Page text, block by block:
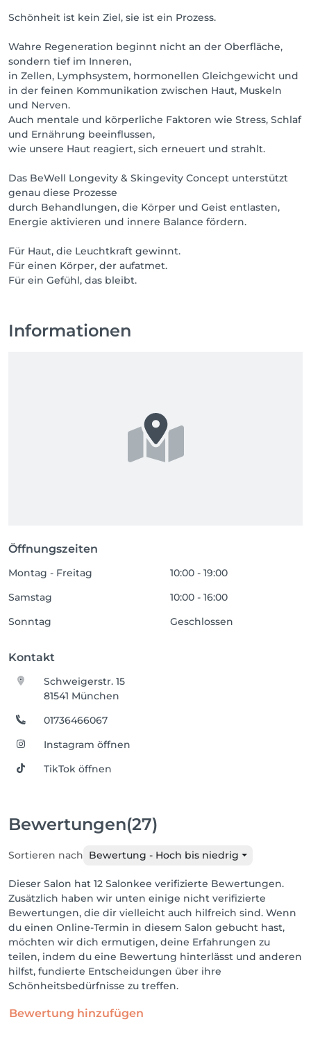
Schönheit ist kein Ziel, sie ist ein Prozess.
Wahre Regeneration beginnt nicht an der Oberfläche,
sondern tief im Inneren,
in Zellen, Lymphsystem, hormonellen Gleichgewicht und
in der feinen Kommunikation zwischen Haut, Muskeln
und Nerven.
Auch mentale und körperliche Faktoren wie Stress, Schlaf
und Ernährung beeinflussen,
wie unsere Haut reagiert, sich erneuert und strahlt.
Das BeWell Longevity & Skingevity Concept unterstützt
genau diese Prozesse
durch Behandlungen, die Körper und Geist entlasten,
Energie aktivieren und innere Balance fördern.
Für Haut, die Leuchtkraft gewinnt.
Für einen Körper, der aufatmet.
Für ein Gefühl, das bleibt.
Informationen
Öffnungszeiten
Montag - Freitag
10:00 - 19:00
Samstag
10:00 - 16:00
Sonntag
Geschlossen
Kontakt
Schweigerstr. 15
81541 München
01736466067
Instagram öffnen
TikTok öffnen
Bewertungen(27)
Sortieren nach Bewertung - Hoch bis niedrig
Dieser Salon hat 12 Salonkee verifizierte Bewertungen.
Zusätzlich haben wir unten einige nicht verifizierte
Bewertungen, die dir vielleicht auch hilfreich sind. Wenn
du einen Online-Termin in diesem Salon gebucht hast,
möchten wir dich ermutigen, deine Erfahrungen zu
teilen, indem du eine Bewertung hinterlässt und anderen
hilfst, fundierte Entscheidungen über ihre
Schönheitsbedürfnisse zu treffen.
Bewertung hinzufügen